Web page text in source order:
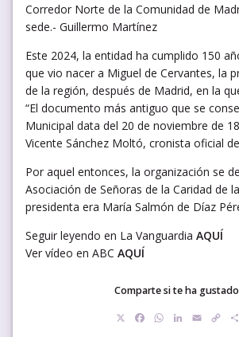
Corredor Norte de la Comunidad de
sede.- Guillermo Martínez
Este 2024, la entidad ha cumplido 150
que vio nacer a Miguel de Cervantes, la
de la región, después de Madrid, en la
“El documento más antiguo que se
Municipal data del 20 de noviembre de
Vicente Sánchez Moltó, cronista oficial
Por aquel entonces, la organización se
Asociación de Señoras de la Caridad de
presidenta era María Salmón de Díaz
Seguir leyendo en La Vanguardia AQUÍ
Ver vídeo en ABC AQUÍ
Comparte si te ha
Facebook
WhatsApp
LinkedIn
Email